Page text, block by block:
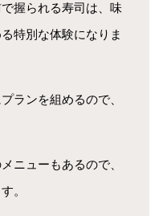
握られる寿司は、味
特別な体験になりま
ランを組めるので、
ニューもあるので、
。